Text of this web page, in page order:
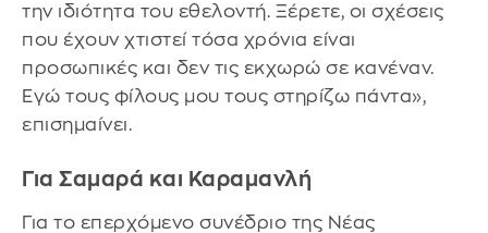
την ιδιότητα του εθελοντή. Ξέρετε, οι σχέσεις
που έχουν χτιστεί τόσα χρόνια είναι
προσωπικές και δεν τις εκχωρώ σε κανέναν.
Εγώ τους φίλους μου τους στηρίζω πάντα»,
επισημαίνει.
Για Σαμαρά και Καραμανλή
Για το επερχόμενο συνέδριο της Νέας